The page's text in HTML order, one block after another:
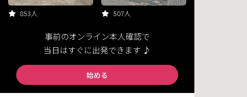
853人 507人
事前のオンライン本人確認で
当日はすぐに出発できます ♪
始める